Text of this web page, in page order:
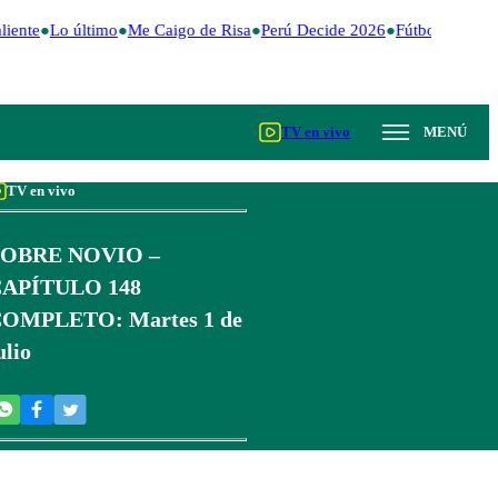
Lo último Me Caigo de Risa Perú Decide 2026 Fútbol peruano
TV en vivo MENÚ
TV en vivo
NOVIO –
148
Martes 1 de